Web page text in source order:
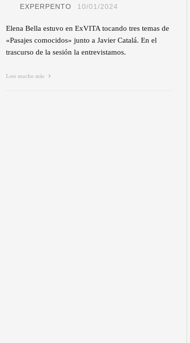
EXPERPENTO 10/01/2024
Elena Bella estuvo en ExVITA tocando tres temas de
«Pasajes comocidos» junto a Javier Catalá. En el
trascurso de la sesión la entrevistamos.
Leer mucho más